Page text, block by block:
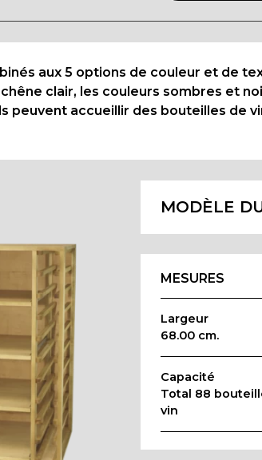
aux 5 options de couleur et de
clair, les couleurs sombres et
accueillir des bouteilles de
MODÈLE
MESURES
Largeur
68.00 cm.
Capacité
Total 88
vin